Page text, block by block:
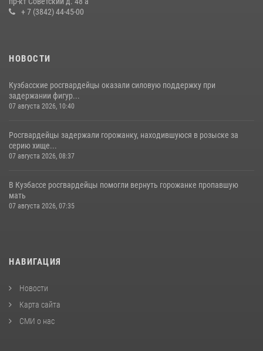
+ 7 (3842) 44-45-00
НОВОСТИ
Кузбасские росгвардейцы оказали силовую поддержку при
задержании фигур...
07 августа 2026, 10:40
Росгвардейцы задержали горожанку, находившуюся в розыске за
серию хище...
07 августа 2026, 08:37
В Кузбассе росгвардейцы помогли вернуть горожанке пропавшую
мать
07 августа 2026, 07:35
НАВИГАЦИЯ
Новости
Карта сайта
СМИ о нас